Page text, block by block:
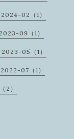
2024-02（1）
2023-09（1）
2023-05（1）
2022-07（1）
2）